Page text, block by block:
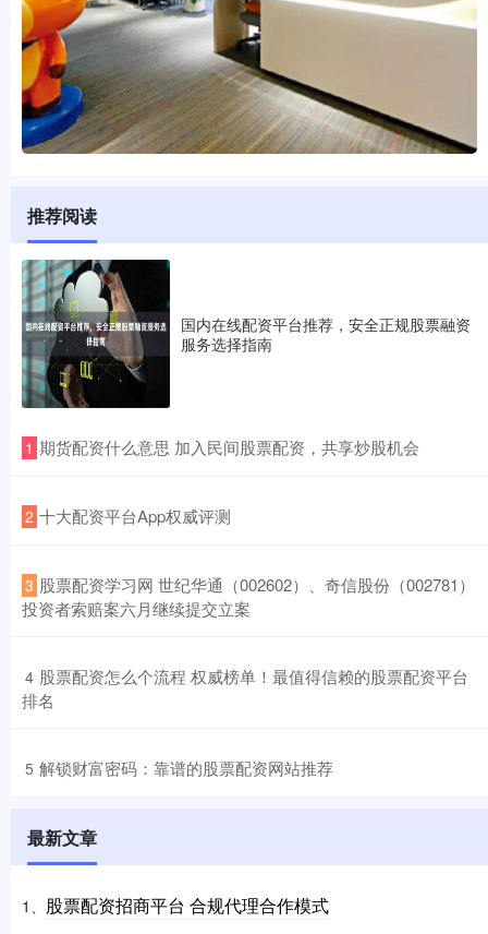
推荐阅读
国内在线配资平台推荐，安全正规股票融资
服务选择指南
1 ​期货配资什么意思 加入民间股票配资，共享炒股机会
2 ​十大配资平台App权威评测
3 ​股票配资学习网 世纪华通（002602）、奇信股份（002781）
投资者索赔案六月继续提交立案
4 ​股票配资怎么个流程 权威榜单！最值得信赖的股票配资平台
排名
5 ​解锁财富密码：靠谱的股票配资网站推荐
最新文章
1、 股票配资招商平台 合规代理合作模式